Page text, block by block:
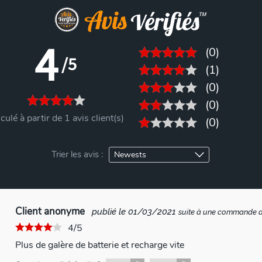
4/5
à partir de 1 avis client(s)
(0)
(1)
(0)
(0)
(0)
Trier les avis :
Client anonyme publié le 01/03/2021 suite à une commande
4/5
Plus de galère de batterie et recharge vite